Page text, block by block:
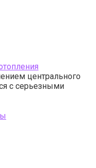
центрального
с серьезными